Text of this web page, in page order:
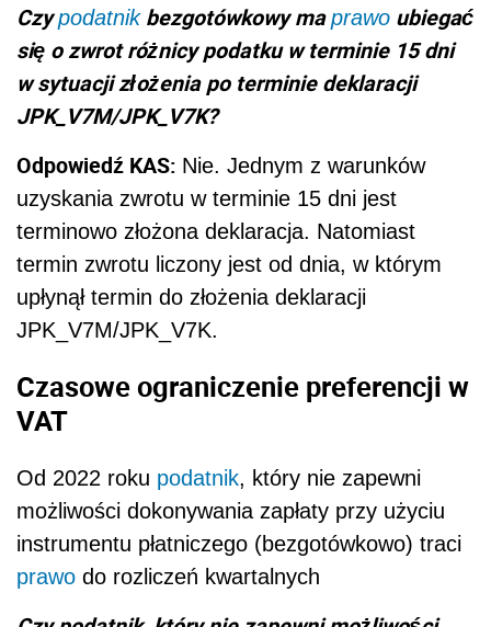
Czypodatnikbezgotówkowy maprawo ubiegać
się o zwrot różnicy podatku w terminie 15 dni
w sytuacji złożenia po terminie deklaracji
JPK_V7M/JPK_V7K?
Odpowiedź KAS: Nie. Jednym z warunków
uzyskania zwrotu w terminie 15 dni jest
terminowo złożona deklaracja. Natomiast
termin zwrotu liczony jest od dnia, w którym
upłynął termin do złożenia deklaracji
JPK_V7M/JPK_V7K.
Czasowe ograniczenie preferencji w
VAT
Od 2022 roku podatnik, który nie zapewni
możliwości dokonywania zapłaty przy użyciu
instrumentu płatniczego (bezgotówkowo) traci
prawo do rozliczeń kwartalnych